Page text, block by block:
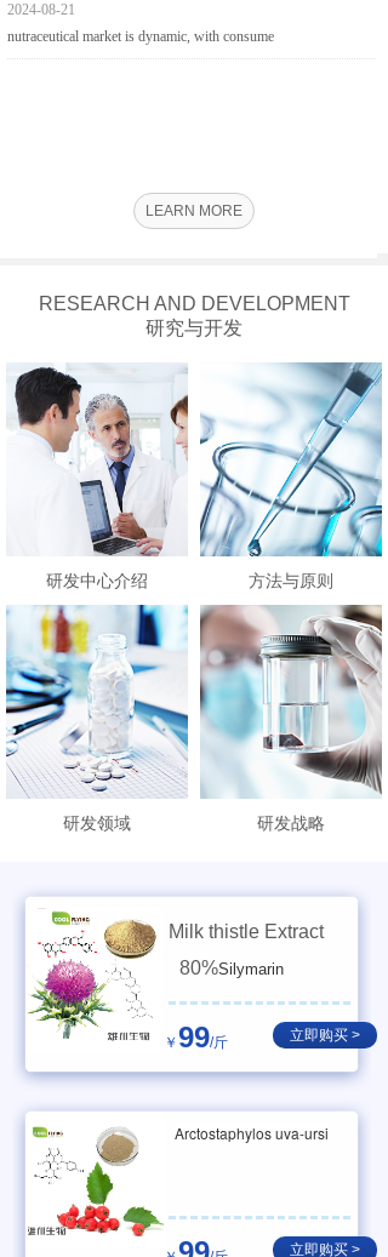
2024-08-21
nutraceutical market is dynamic, with consume
LEARN MORE
方法与原则
研发中心介绍
RESEARCH AND DEVELOPMENT
研究与开发
研发领域 研发战略
Milk thistle Extract
80%Silymarin
￥ 99/斤 立即购买 >
Arctostaphylos uva-ursi
立即购买 >